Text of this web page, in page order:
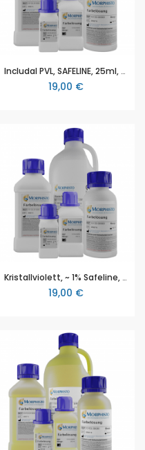
Includal PVL, SAFELINE, 25ml, zur Verwendung in der Histologie und/oder Zytologie zum Einbetten von Käfern, Zecken, Milben; schwach sauer
19,00 €
Kristallviolett, ~ 1% Safeline, SAFELINE, 50ml, zur Verwendung in der Histologie und/oder Zytologie zum Färben von Bakterien/Spermien
19,00 €